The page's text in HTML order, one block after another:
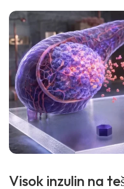
Visok inzulin na